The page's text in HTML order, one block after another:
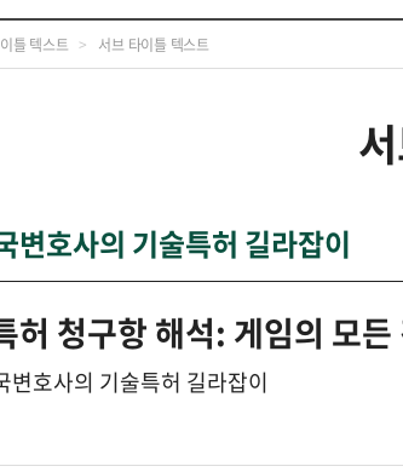
틀 텍스트 > 서브 타이틀 텍스트
변호사의 기술특허 길라잡이
허 청구항 해석: 게임의 모든
변호사의 기술특허 길라잡이